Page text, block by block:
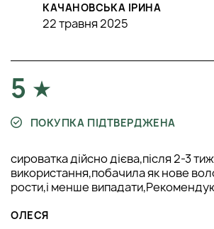
КАЧАНОВСЬКА ІРИНА
22 травня 2025
5
ПОКУПКА ПІДТВЕРДЖЕНА
сироватка дійсно дієва,після 2-3
використання,побачила як нове
рости,і менше
ОЛЕСЯ